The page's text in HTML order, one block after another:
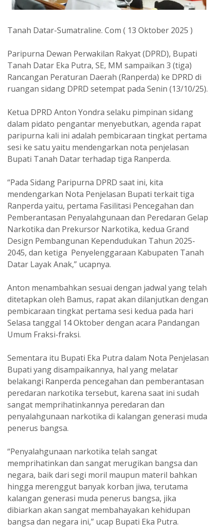
Tanah Datar-Sumatraline. Com ( 13 Oktober 2025 )
Paripurna Dewan Perwakilan Rakyat (DPRD), Bupati
Tanah Datar Eka Putra, SE, MM sampaikan 3 (tiga)
Rancangan Peraturan Daerah (Ranperda) ke DPRD di
ruangan sidang DPRD setempat pada Senin (13/10/25).
Ketua DPRD Anton Yondra selaku pimpinan sidang
dalam pidato pengantar menyebutkan, agenda rapat
paripurna kali ini adalah pembicaraan tingkat pertama
sesi ke satu yaitu mendengarkan nota penjelasan
Bupati Tanah Datar terhadap tiga Ranperda.
“Pada Sidang Paripurna DPRD saat ini, kita
mendengarkan Nota Penjelasan Bupati terkait tiga
Ranperda yaitu, pertama Fasilitasi Pencegahan dan
Pemberantasan Penyalahgunaan dan Peredaran Gelap
Narkotika dan Prekursor Narkotika, kedua Grand
Design Pembangunan Kependudukan Tahun 2025-
2045, dan ketiga Penyelenggaraan Kabupaten Tanah
Datar Layak Anak,” ucapnya.
Anton menambahkan sesuai dengan jadwal yang telah
ditetapkan oleh Bamus, rapat akan dilanjutkan dengan
pembicaraan tingkat pertama sesi kedua pada hari
Selasa tanggal 14 Oktober dengan acara Pandangan
Umum Fraksi-fraksi.
Sementara itu Bupati Eka Putra dalam Nota Penjelasan
Bupati yang disampaikannya, hal yang melatar
belakangi Ranperda pencegahan dan pemberantasan
peredaran narkotika tersebut, karena saat ini sudah
sangat memprihatinkannya peredaran dan
penyalahgunaan narkotika di kalangan generasi muda
penerus bangsa.
“Penyalahgunaan narkotika telah sangat
memprihatinkan dan sangat merugikan bangsa dan
negara, baik dari segi moril maupun materil bahkan
hingga merenggut banyak korban jiwa, terutama
kalangan generasi muda penerus bangsa, jika
dibiarkan akan sangat membahayakan kehidupan
bangsa dan negara ini,” ucap Bupati Eka Putra.